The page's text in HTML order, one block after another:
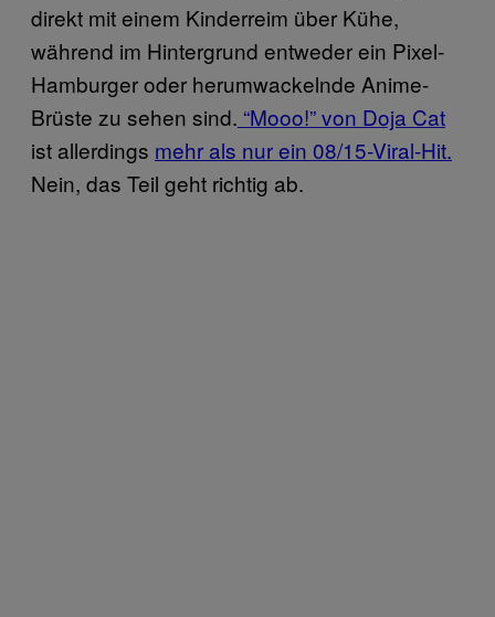
direkt mit einem Kinderreim über Kühe,
während im Hintergrund entweder ein Pixel-
Hamburger oder herumwackelnde Anime-
Brüste zu sehen sind. “Mooo!” von Doja Cat
ist allerdings mehr als nur ein 08/15-Viral-Hit.
Nein, das Teil geht richtig ab.